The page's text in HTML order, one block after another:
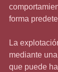
forma
La
mediante
que puede